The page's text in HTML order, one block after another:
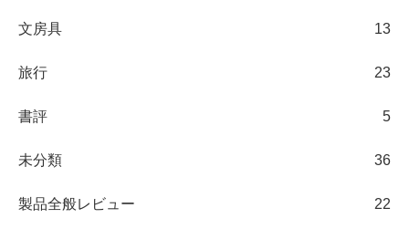
文房具 13
旅行 23
書評 5
未分類 36
製品全般レビュー 22